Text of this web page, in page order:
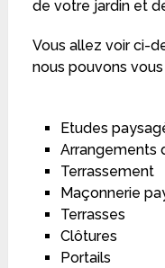
de votre jardin et
Vous allez voir ci-
nous pouvons
Etudes
Arrangements
Terrassement
Maçonnerie
Terrasses
Clôtures
Portails